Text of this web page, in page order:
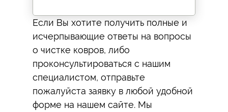
Если Вы хотите получить полные и
исчерпывающие ответы на вопросы
о чистке ковров, либо
проконсультироваться с нашим
специалистом, отправьте
пожалуйста заявку в любой удобной
форме на нашем сайте. Мы